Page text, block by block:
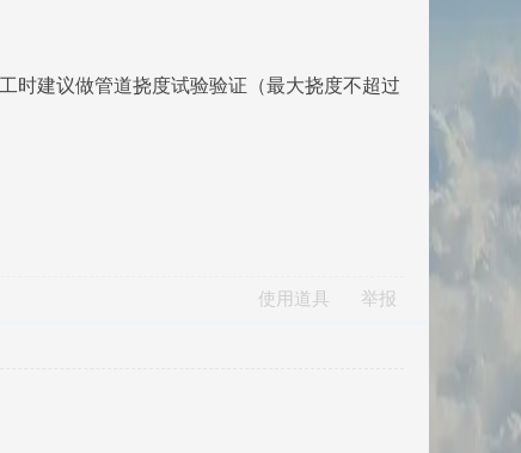
时建议做管道挠度试验验证（最大挠度不超过
使用道具 举报